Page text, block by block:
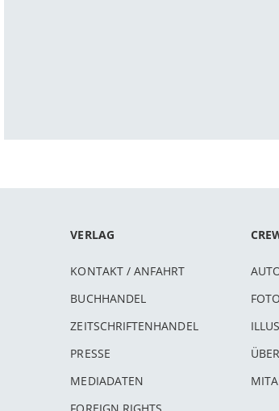
VERLAG
KONTAKT / ANFAHRT
BUCHHANDEL
ZEITSCHRIFTENHANDEL
PRESSE
MEDIADATEN